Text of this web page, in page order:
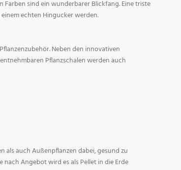
sind ein wunderbarer Blickfang. Eine triste
echten Hingucker werden.
Neben den innovativen
Pflanzschalen werden auch
als auch Außenpflanzen dabei, gesund zu
Angebot wird es als Pellet in die Erde